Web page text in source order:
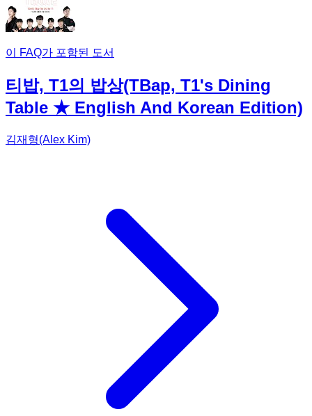
이 FAQ가 포함된 도서
티밥, T1의 밥상(TBap, T1's Dining
Table ★ English And Korean Edition)
김재형(Alex Kim)